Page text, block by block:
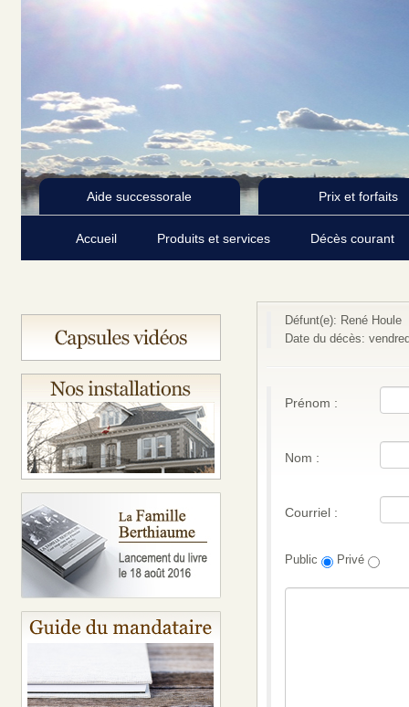
Aide successorale Prix et forfaits
Accueil Produits et services Décès courant
Défunt(e): René Houle
Date du décès:
Prénom :
Nom :
Courriel :
Public Privé